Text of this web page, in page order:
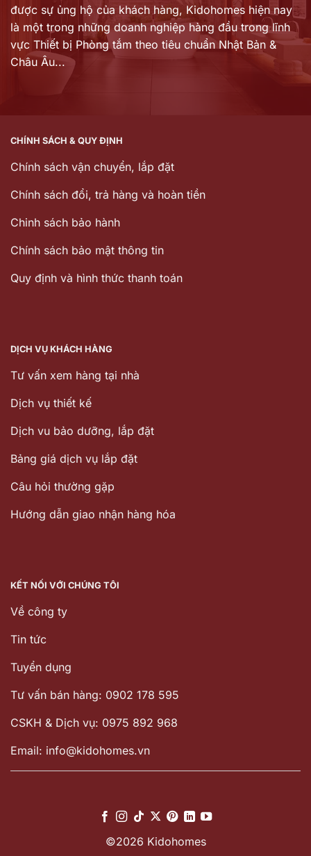
được sự ủng hộ của khách hàng, Kidohomes hiện nay
là một trong những doanh nghiệp hàng đầu trong lĩnh
vực Thiết bị Phòng tắm theo tiêu chuẩn Nhật Bản &
Châu Âu...
CHÍNH SÁCH & QUY ĐỊNH
Chính sách vận chuyển, lắp đặt
Chính sách đổi, trả hàng và hoàn tiền
Chinh sách bảo hành
Chính sách bảo mật thông tin
Quy định và hình thức thanh toán
DỊCH VỤ KHÁCH HÀNG
Tư vấn xem hàng tại nhà
Dịch vụ thiết kế
Dịch vu bảo dưỡng, lắp đặt
Bảng giá dịch vụ lắp đặt
Câu hỏi thường gặp
Hướng dẫn giao nhận hàng hóa
KẾT NỐI VỚI CHÚNG TÔI
Về công ty
Tin tức
Tuyển dụng
Tư vấn bán hàng: 0902 178 595
CSKH & Dịch vụ: 0975 892 968
Email: info@kidohomes.vn
©2026 Kidohomes